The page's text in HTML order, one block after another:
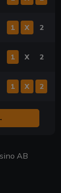
1 X 2
1 X 2
1 X 2
AB